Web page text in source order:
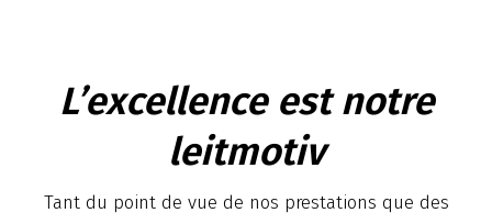
L’excellence est notre
leitmotiv
Tant du point de vue de nos prestations que des